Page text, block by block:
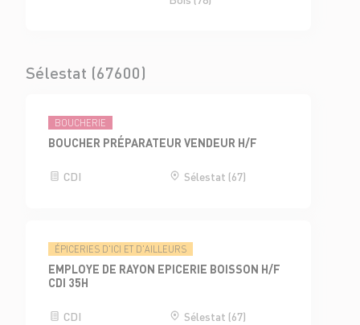
Sélestat (67600)
BOUCHERIE
BOUCHER PRÉPARATEUR VENDEUR H/F
CDI Sélestat (67)
ÉPICERIES D'ICI ET D'AILLEURS
EMPLOYE DE RAYON EPICERIE BOISSON H/F
CDI 35H
CDI Sélestat (67)